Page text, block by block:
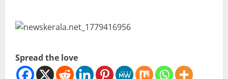
Spread the love